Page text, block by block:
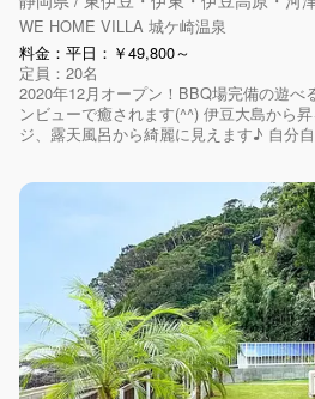
WE HOME VILLA 城ケ崎温泉
料金：平日：￥49,800～
定員：20名
2020年12月オープン！BBQ場完備の遊べ
ンビューで癒されます(^^) 伊豆大島から
ジ、露天風呂から綺麗に見えます♪ 自分